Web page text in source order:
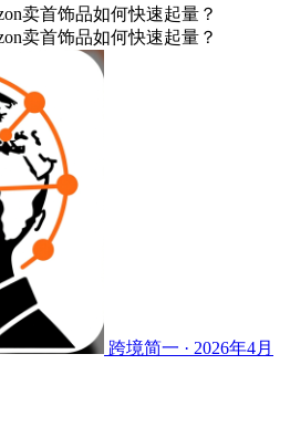
卖首饰品如何快速起量？
卖首饰品如何快速起量？
跨境简一 · 2026年4月